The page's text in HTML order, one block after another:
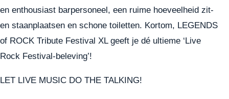
en enthousiast barpersoneel, een ruime hoeveelheid zit-
en staanplaatsen en schone toiletten. Kortom, LEGENDS
of ROCK Tribute Festival XL geeft je dé ultieme ‘Live
Rock Festival-beleving’!
LET LIVE MUSIC DO THE TALKING!